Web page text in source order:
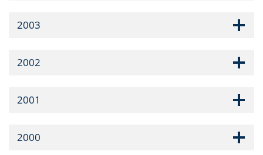
2003
2002
2001
2000